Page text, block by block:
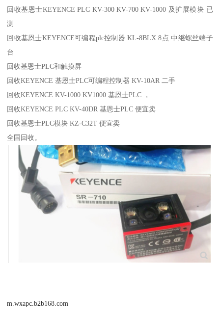
回收基恩士KEYENCE PLC KV-300 KV-700 KV-1000 及扩展模块 已
测
回收基恩士KEYENCE可编程plc控制器 KL-8BLX 8点 中继螺丝端子
台
回收基恩士PLC和触摸屏
回收KEYENCE 基恩士PLC可编程控制器 KV-10AR 二手
回收KEYENCE KV-1000 KV1000 基恩士PLC ，
回收KEYENCE PLC KV-40DR 基恩士PLC 便宜卖
回收基恩士PLC模块 KZ-C32T 便宜卖
全国回收。
m.wxapc.b2b168.com